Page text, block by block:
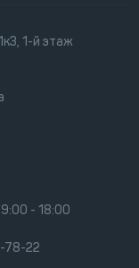
1-й этаж
- 18:00
78-22